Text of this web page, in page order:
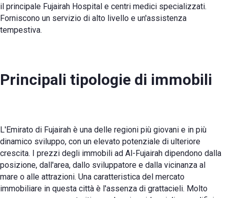
il principale Fujairah Hospital e centri medici specializzati.
Forniscono un servizio di alto livello e un'assistenza
tempestiva.
Principali tipologie di immobili
L'Emirato di Fujairah è una delle regioni più giovani e in più
dinamico sviluppo, con un elevato potenziale di ulteriore
crescita. I prezzi degli immobili ad Al-Fujairah dipendono dalla
posizione, dall'area, dallo sviluppatore e dalla vicinanza al
mare o alle attrazioni. Una caratteristica del mercato
immobiliare in questa città è l'assenza di grattacieli. Molto